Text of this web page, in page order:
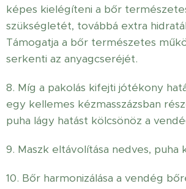
képes kielégíteni a bőr
szükségletét, továbbá extra
Támogatja a bőr természetes
serkenti az anyagcseréjét.
8. Míg a pakolás kifejti jótékony
egy kellemes kézmasszázsban
puha lágy hatást kölcsönöz a
9. Maszk eltávolítása nedves, puha
10. Bőr harmonizálása a vendég